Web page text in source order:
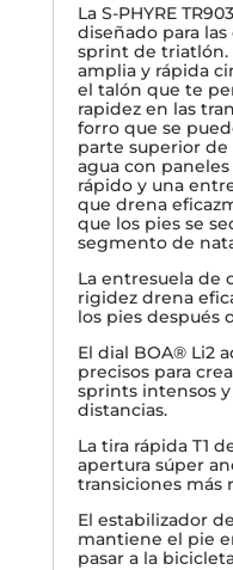
La S-PHYRE
diseñado para
sprint de triatlón.
amplia y rápida
el talón que te
rapidez en las
forro que se
parte superior
agua con
rápido y una
que drena
que los pies se
segmento de
La entresuela de
rigidez drena
los pies después
El dial BOA® Li2
precisos para
sprints intensos
distancias.
La tira rápida T1
apertura súper
transiciones más
El estabilizador
mantiene el pie
pasar a la